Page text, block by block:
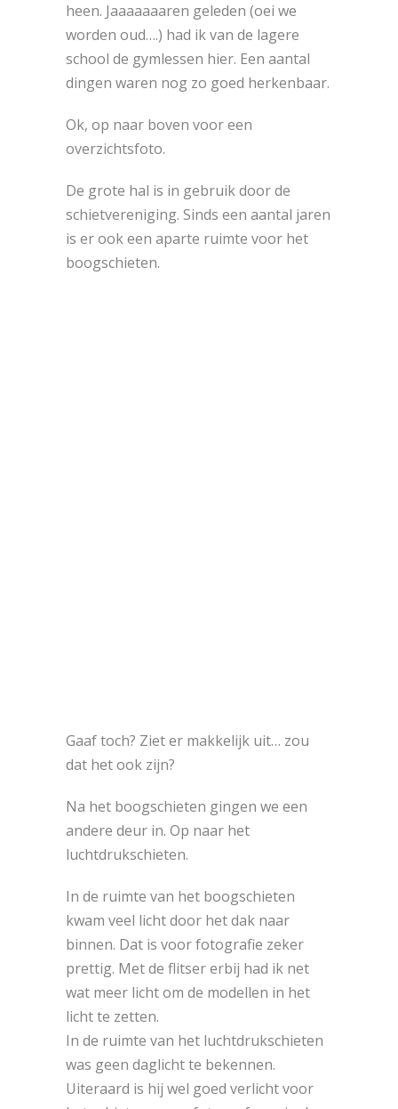
heen. Jaaaaaaaren geleden (oei we
worden oud….) had ik van de lagere
school de gymlessen hier. Een aantal
dingen waren nog zo goed herkenbaar.
Ok, op naar boven voor een
overzichtsfoto.
De grote hal is in gebruik door de
schietvereniging. Sinds een aantal jaren
is er ook een aparte ruimte voor het
boogschieten.
Gaaf toch? Ziet er makkelijk uit… zou
dat het ook zijn?
Na het boogschieten gingen we een
andere deur in. Op naar het
luchtdrukschieten.
In de ruimte van het boogschieten
kwam veel licht door het dak naar
binnen. Dat is voor fotografie zeker
prettig. Met de flitser erbij had ik net
wat meer licht om de modellen in het
licht te zetten.
In de ruimte van het luchtdrukschieten
was geen daglicht te bekennen.
Uiteraard is hij wel goed verlicht voor